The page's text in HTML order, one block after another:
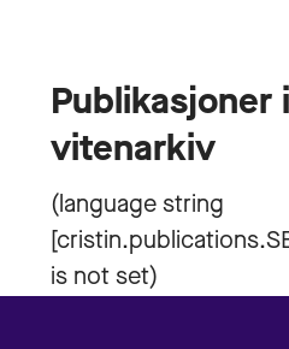
Publikasjoner
vitenarkiv